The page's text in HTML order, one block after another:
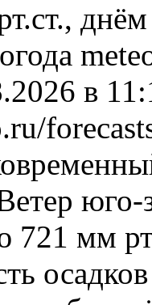
в
721 мм